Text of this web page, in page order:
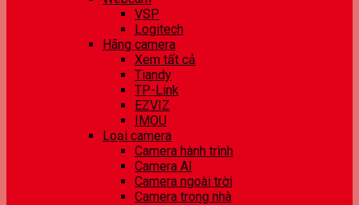
VSP
Logitech
Hãng camera
Xem tất cả
Tiandy
TP-Link
EZVIZ
IMOU
Loại camera
Camera hành trình
Camera AI
Camera ngoài trời
Camera trong nhà